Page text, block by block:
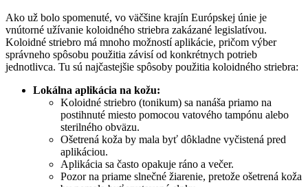
Ako už bolo spomenuté, vo väčšine krajín Európskej únie je
vnútorné užívanie koloidného striebra zakázané legislatívou.
Koloidné striebro má mnoho možností aplikácie, pričom výber
správneho spôsobu použitia závisí od konkrétnych potrieb
jednotlivca. Tu sú najčastejšie spôsoby použitia koloidného striebra:
Lokálna aplikácia na kožu:
Koloidné striebro (tonikum) sa nanáša priamo na
postihnuté miesto pomocou vatového tampónu alebo
sterilného obväzu.
Ošetrená koža by mala byť dôkladne vyčistená pred
aplikáciou.
Aplikácia sa často opakuje ráno a večer.
Pozor na priame slnečné žiarenie, pretože ošetrená koža